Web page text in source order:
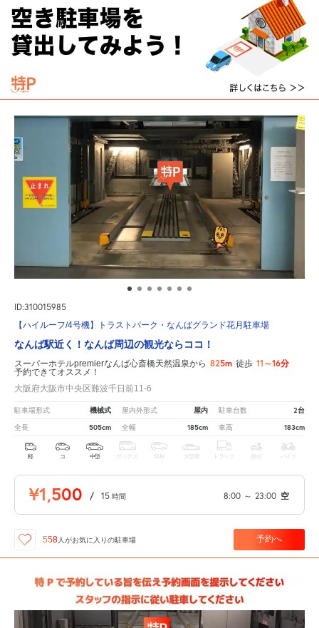
ID:310015985
【ハイルーフ/4号機】トラストパーク・なんばグランド花月駐車場
なんば駅近く！なんば周辺の観光ならココ！
スーパーホテルpremierなんば心斎橋天然温泉から 825m 徒歩 11～16分
予約できてオススメ！
大阪府大阪市中央区難波千日前11-6
駐車場形式 機械式 屋内外形式 屋内 駐車台数 2台
全長 505cm 全幅 185cm 車高 183cm
軽 コ 中型 ボックス SUV 大型車 トラック 原付 バイク
¥1,500 / 15 時間 8:00 ～ 23:00 空
558 人がお気に入りの駐車場 予約へ